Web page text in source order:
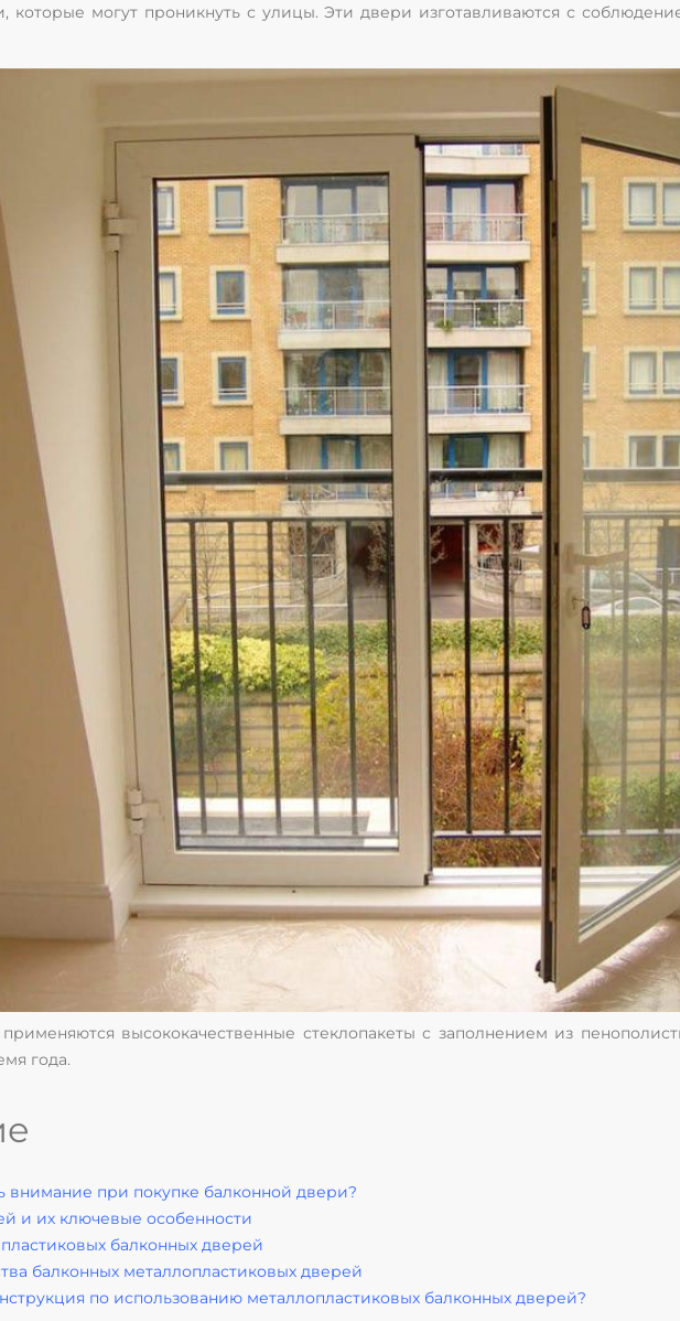
могут проникнуть с улицы. Эти двери изготавливаются с
высококачественные стеклопакеты с заполнением из
года.
внимание при покупке балконной двери?
и их ключевые особенности
балконных дверей
балконных металлопластиковых дверей
по использованию металлопластиковых балконных дверей?